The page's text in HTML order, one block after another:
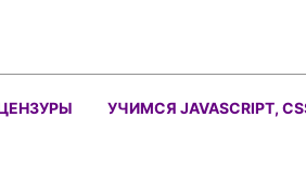
УЧИМСЯ JAVASCRIPT,